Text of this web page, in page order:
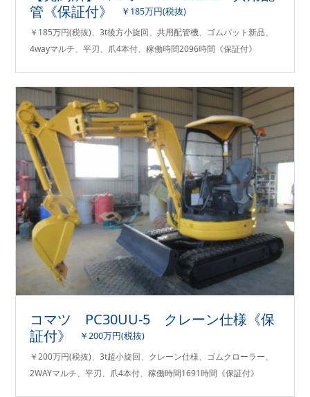
管《保証付》
￥185万円(税抜)
￥185万円(税抜)、3t後方小旋回、共用配管機、ゴムパット新品、
4wayマルチ、平刃、爪4本付、稼働時間2096時間《保証付》
コマツ PC30UU-5 クレーン仕様《保
証付》
￥200万円(税抜)
￥200万円(税抜)、3t超小旋回、クレーン仕様、ゴムクローラー、
2WAYマルチ、平刃、爪4本付、稼働時間1691時間《保証付》